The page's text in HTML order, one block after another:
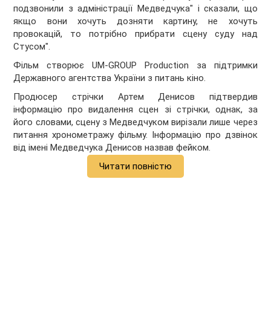
подзвонили з адміністрації Медведчука" і сказали, що
якщо вони хочуть дозняти картину, не хочуть
провокацій, то потрібно прибрати сцену суду над
Стусом".
Фільм створює UM-GROUP Production за підтримки
Державного агентства України з питань кіно.
Продюсер стрічки Артем Денисов підтвердив
інформацію про видалення сцен зі стрічки, однак, за
його словами, сцену з Медведчуком вирізали лише через
питання хронометражу фільму. Інформацію про дзвінок
від імені Медведчука Денисов назвав фейком.
Читати повністю